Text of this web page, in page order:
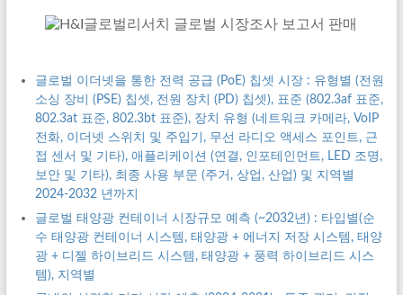
글로벌 이더넷을 통한 전력 공급 (PoE) 칩셋 시장 : 유형별 (전원
소싱 장비 (PSE) 칩셋, 전원 장치 (PD) 칩셋), 표준 (802.3af 표준,
802.3at 표준, 802.3bt 표준), 장치 유형 (네트워크 카메라, VoIP
전화, 이더넷 스위치 및 주입기, 무선 라디오 액세스 포인트, 근
접 센서 및 기타), 애플리케이션 (연결, 인포테인먼트, LED 조명,
보안 및 기타), 최종 사용 부문 (주거, 상업, 산업) 및 지역별
2024-2032 년까지
글로벌 태양광 컨테이너 시장규모 예측 (~2032년) : 타입별(순
수 태양광 컨테이너 시스템, 태양광 + 에너지 저장 시스템, 태양
광 + 디젤 하이브리드 시스템, 태양광 + 풍력 하이브리드 시스
템), 지역별